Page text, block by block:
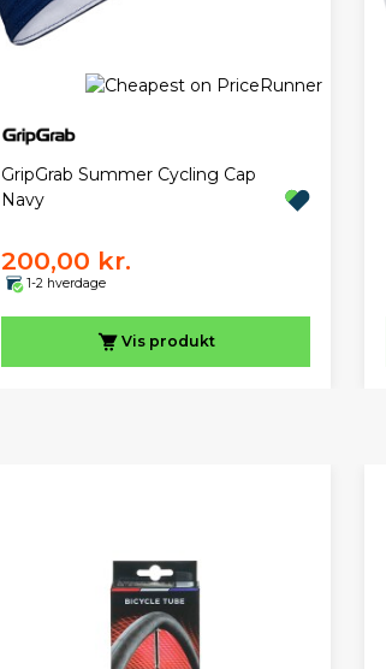
GripGrab Summer Cycling Cap
Navy
200,00 kr.
1-2 hverdage
Vis produkt